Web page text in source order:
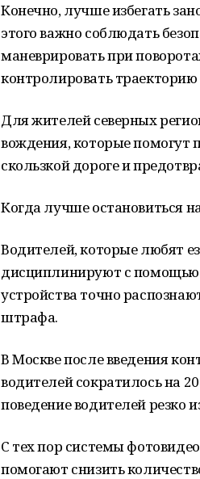
Конечно, лучше избегать
этого важно соблюдать
маневрировать при
контролировать
Для жителей северных
вождения, которые помогут
скользкой дороге и
Когда лучше остановиться
Водителей, которые любят
дисциплинируют с помощью
устройства точно
штрафа.
В Москве после введения
водителей сократилось на
поведение водителей резко
С тех пор системы
помогают снизить